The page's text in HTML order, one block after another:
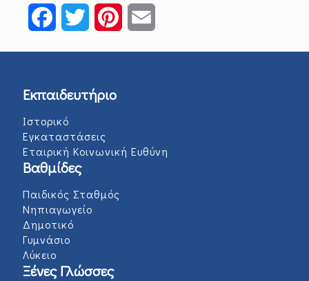
FacebookTwitter Pinterest
Εκπαιδευτήριο
Ιστορικό
Εγκαταστάσεις
Εταιρική Κοινωνική Ευθύνη
Βαθμίδες
Παιδικός Σταθμός
Νηπιαγωγείο
Δημοτικό
Γυμνάσιο
Λύκειο
Ξένες Γλώσσες